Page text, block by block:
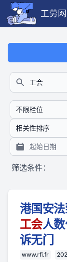
工劳网
搜索
筛选条件：
港国安
工会人
诉无门
www.rfi.fr